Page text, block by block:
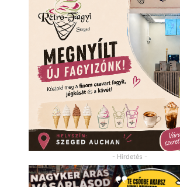
- Hirdetés -